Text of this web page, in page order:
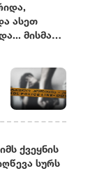
ასეთ
მისმა
ქვეყნის
სურს